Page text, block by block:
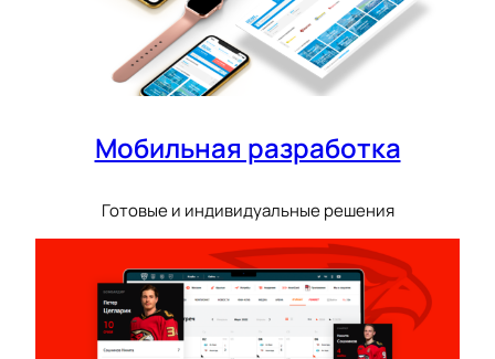
Мобильная разработка
Готовые и индивидуальные решения